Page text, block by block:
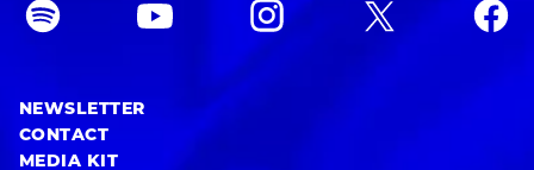
NEWSLETTER
CONTACT
MEDIA KIT